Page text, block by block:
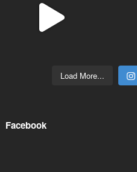
Load More...
Facebook